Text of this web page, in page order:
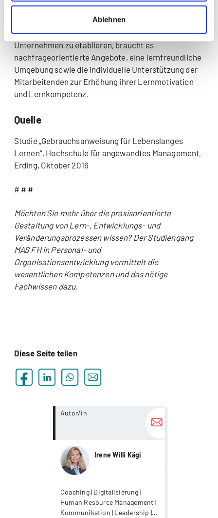
Ablehnen
Um eine Kultur des selbstgesteuerten Lernens in
Unternehmen zu etablieren, braucht es
nachfrageorientierte Angebote, eine lernfreundliche
Umgebung sowie die individuelle Unterstützung der
Mitarbeitenden zur Erhöhung ihrer Lernmotivation
und Lernkompetenz.
Quelle
Studie „Gebrauchsanweisung für Lebenslanges
Lernen“, Hochschule für angewandtes Management,
Erding, Oktober 2016
# # #
Möchten Sie mehr über die praxisorientierte
Gestaltung von Lern-, Entwicklungs- und
Veränderungsprozessen wissen? Der Studiengang
MAS FH in Personal- und
Organisationsentwicklung vermittelt die
wesentlichen Kompetenzen und das nötige
Fachwissen dazu.
Diese Seite teilen
Autor/in
Irene Willi Kägi
Coaching | Digitalisierung |
Human Resource Management |
Kommunikation | Leadership |
more...